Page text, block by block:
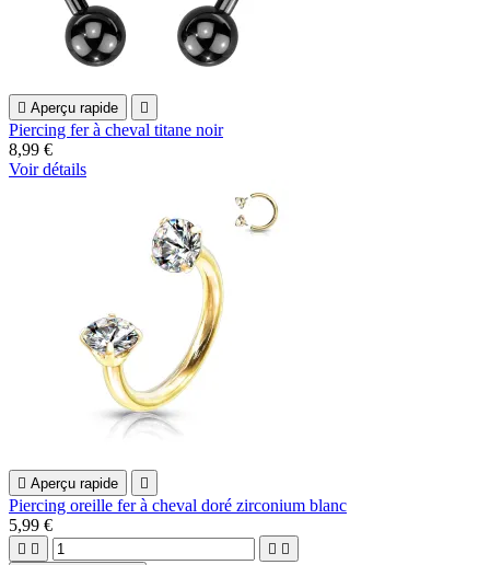
 Aperçu rapide 
Piercing fer à cheval titane noir
8,99 €
Voir détails
 Aperçu rapide 
Piercing oreille fer à cheval doré zirconium blanc
5,99 €
   